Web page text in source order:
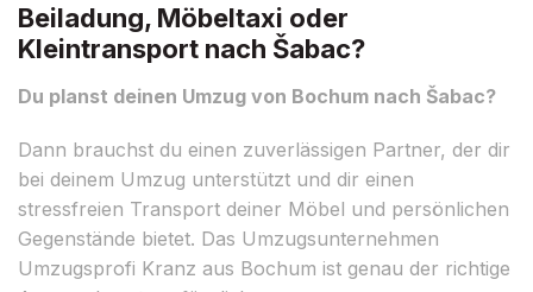
Beiladung, Möbeltaxi oder
Kleintransport nach Šabac?
Du planst deinen Umzug von Bochum nach Šabac?
Dann brauchst du einen zuverlässigen Partner, der dir
bei deinem Umzug unterstützt und dir einen
stressfreien Transport deiner Möbel und persönlichen
Gegenstände bietet. Das Umzugsunternehmen
Umzugsprofi Kranz aus Bochum ist genau der richtige